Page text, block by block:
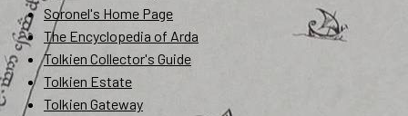
Soronel's Home Page
The Encyclopedia of Arda
Tolkien Collector's Guide
Tolkien Estate
Tolkien Gateway